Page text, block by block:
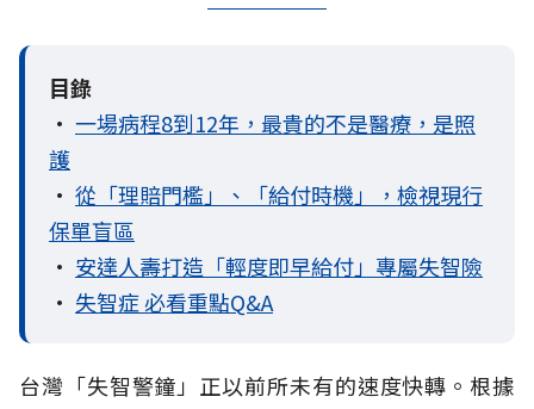
目錄
• 一場病程8到12年，最貴的不是醫療，是照
護
• 從「理賠門檻」、「給付時機」，檢視現行
保單盲區
• 安達人壽打造「輕度即早給付」專屬失智險
• 失智症 必看重點Q&A
台灣「失智警鐘」正以前所未有的速度快轉。根據